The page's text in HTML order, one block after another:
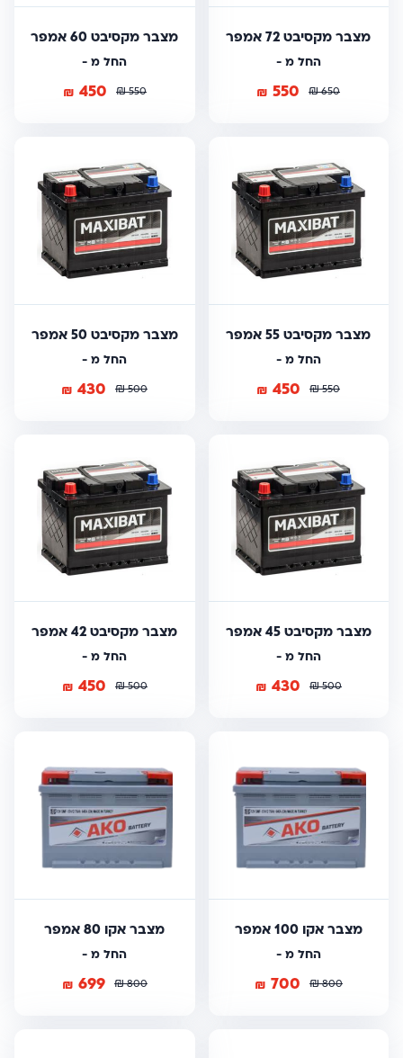
מצבר מקסיבט 72 אמפר
החל מ -
650
₪
550
₪
מצבר מקסיבט 60 אמפר
החל מ -
550
₪
450
₪
מצבר מקסיבט 55 אמפר
החל מ -
550
₪
450
₪
מצבר מקסיבט 50 אמפר
החל מ -
500
₪
430
₪
מצבר מקסיבט 45 אמפר
החל מ -
500
₪
430
₪
מצבר מקסיבט 42 אמפר
החל מ -
500
₪
450
₪
מצבר אקו 100 אמפר
החל מ -
800
₪
700
₪
מצבר אקו 80 אמפר
החל מ -
800
₪
699
₪